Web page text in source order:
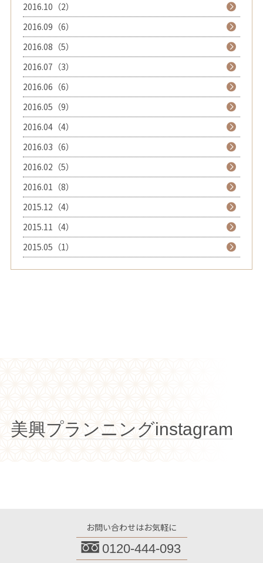
2016.10（2）
2016.09（6）
2016.08（5）
2016.07（3）
2016.06（6）
2016.05（9）
2016.04（4）
2016.03（6）
2016.02（5）
2016.01（8）
2015.12（4）
2015.11（4）
2015.05（1）
美興プランニングinstagram
お問い合わせはお気軽に
0120-444-093